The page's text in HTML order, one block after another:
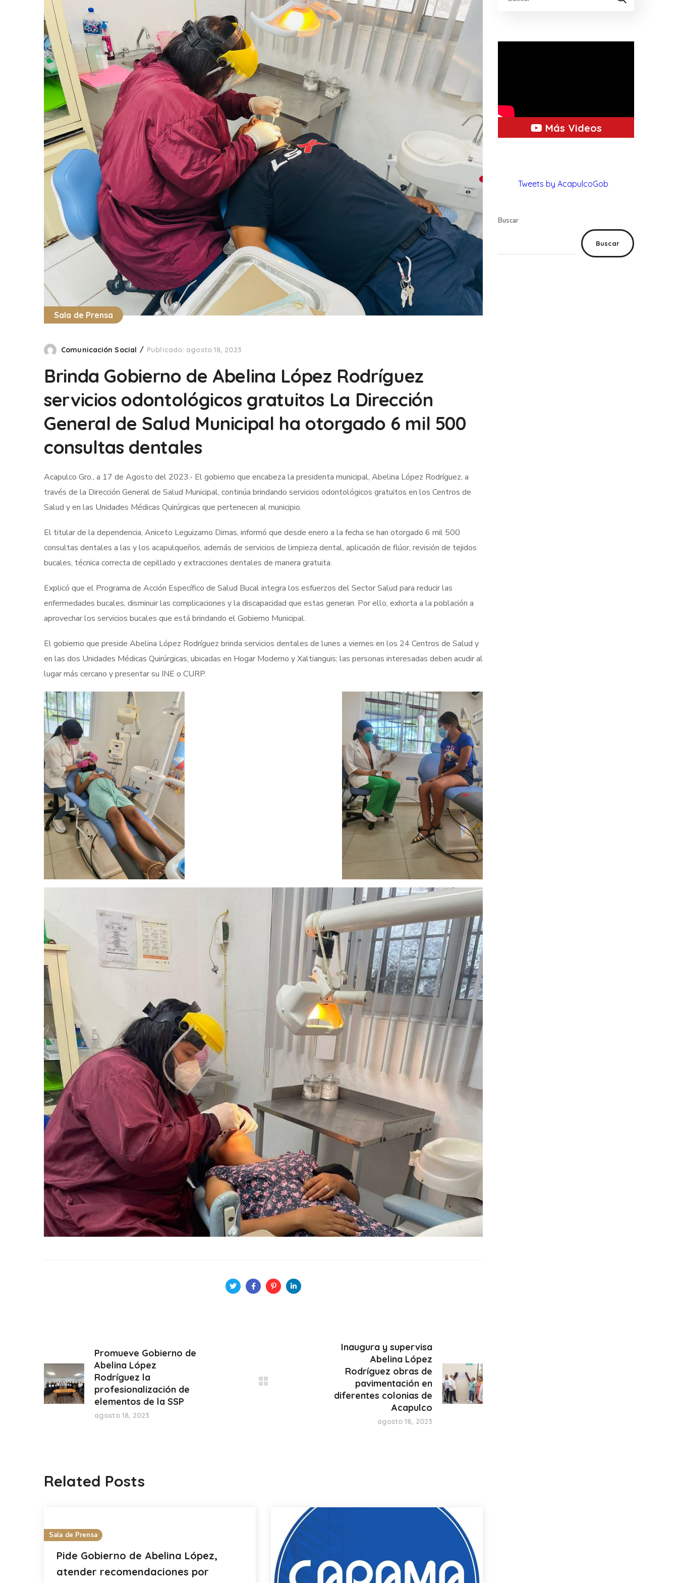
Sala de Prensa
Comunicación Social Publicado: agosto 18, 2023
Brinda Gobierno de Abelina López Rodríguez
servicios odontológicos gratuitos La Dirección
General de Salud Municipal ha otorgado 6 mil 500
consultas dentales
Acapulco Gro., a 17 de Agosto del 2023.- El gobierno que encabeza la presidenta municipal, Abelina López Rodríguez, a
través de la Dirección General de Salud Municipal, continúa brindando servicios odontológicos gratuitos en los Centros de
Salud y en las Unidades Médicas Quirúrgicas que pertenecen al municipio.
El titular de la dependencia, Aniceto Leguizamo Dimas, informó que desde enero a la fecha se han otorgado 6 mil 500
consultas dentales a las y los acapulqueños, además de servicios de limpieza dental, aplicación de flúor, revisión de tejidos
bucales, técnica correcta de cepillado y extracciones dentales de manera gratuita.
Explicó que el Programa de Acción Específico de Salud Bucal integra los esfuerzos del Sector Salud para reducir las
enfermedades bucales, disminuir las complicaciones y la discapacidad que estas generan. Por ello, exhorta a la población a
aprovechar los servicios bucales que está brindando el Gobierno Municipal.
El gobierno que preside Abelina López Rodríguez brinda servicios dentales de lunes a viernes en los 24 Centros de Salud y
en las dos Unidades Médicas Quirúrgicas, ubicadas en Hogar Moderno y Xaltianguis; las personas interesadas deben acudir al
lugar más cercano y presentar su INE o CURP.
Promueve Gobierno de
Abelina López
Rodríguez la
profesionalización de
elementos de la SSP
agosto 18, 2023
Inaugura y supervisa
Abelina López
Rodríguez obras de
pavimentación en
diferentes colonias de
Acapulco
agosto 18, 2023
Related Posts
Sala de Prensa
Pide Gobierno de Abelina López,
atender recomendaciones por
Más Videos
Tweets by AcapulcoGob
Buscar
Buscar